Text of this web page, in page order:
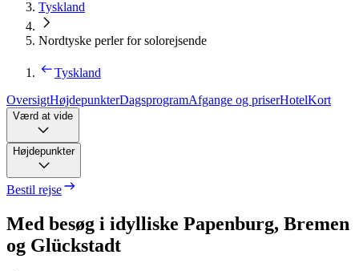
Tyskland
Nordtyske perler for solorejsende
Tyskland
OversigtHøjdepunkterDagsprogramAfgange og priserHotelKort
Værd at vide
Højdepunkter
Bestil rejse
Med besøg i idylliske Papenburg, Bremen
og Glückstadt